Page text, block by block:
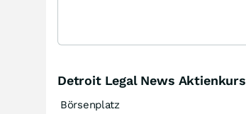
Detroit Legal News Aktienkurs
Börsenplatz